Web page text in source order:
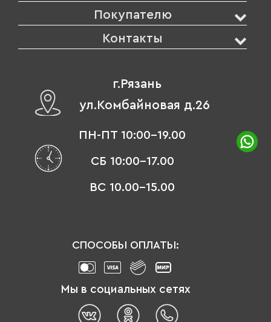
Покупателю
Контакты
г.Рязань
ул.Комбайновая д.26
ПН-ПТ 10:00-19.00
СБ 10:00-17.00
ВС 10.00-15.00
СПОСОБЫ ОПЛАТЫ:
Мы в социальных сетях